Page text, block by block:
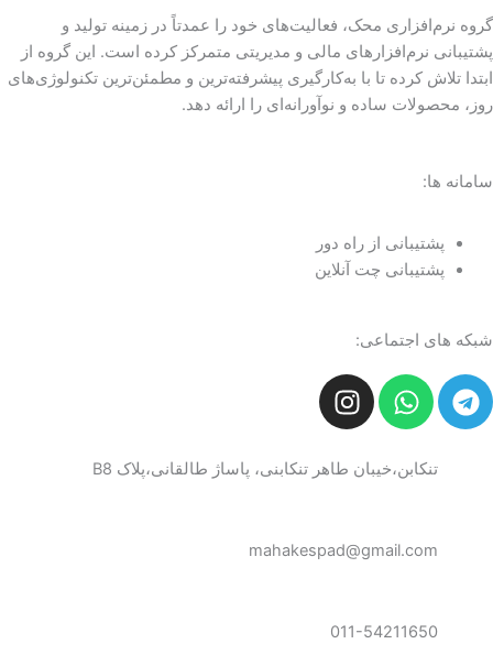
گروه نرم‌افزاری محک، فعالیت‌های خود را عمدتاً در زمینه تولید و
پشتیبانی نرم‌افزارهای مالی و مدیریتی متمرکز کرده است. این گروه از
ابتدا تلاش کرده تا با به‌کارگیری پیشرفته‌ترین و مطمئن‌ترین تکنولوژی‌های
روز، محصولات ساده و نوآورانه‌ای را ارائه دهد.
سامانه ها:
پشتیبانی از راه دور
پشتیبانی چت آنلاین
شبکه های اجتماعی:
T
e
W
h
t
p
I
n
t
r
تنکابن،خیبان طاهر تنکابنی، پاساژ طالقانی،پلاک B8
mahakespad@gmail.com
011-54211650